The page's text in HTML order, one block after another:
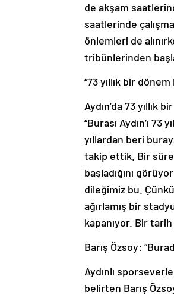
de akşam
saatlerinde
önlemleri de
tribünlerinden
“73 yıllık bir dönem
Aydın’da 73 yıllık
“Burası Aydın’ı
yıllardan beri
takip ettik. Bir süre
başladığını
dileğimiz bu. Çünkü
ağırlamış bir
kapanıyor. Bir
Barış Özsoy:
Aydınlı
belirten Barış